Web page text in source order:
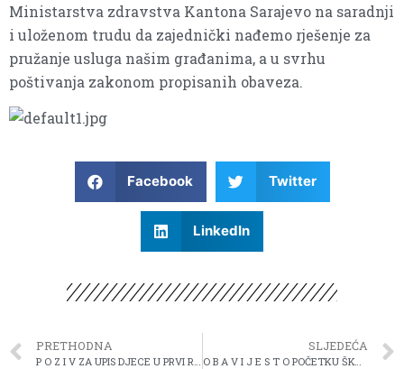
Ministarstva zdravstva Kantona Sarajevo na saradnji
i uloženom trudu da zajednički nađemo rješenje za
pružanje usluga našim građanima, a u svrhu
poštivanja zakonom propisanih obaveza.
Facebook Twitter
LinkedIn
PRETHODNA SLJEDEĆA
O B A V I J E S T O POČETKU ŠKOLSKE 2020/2021 GODINE U KANTONU SARAJEVO ZA OSNOVNE I SREDNJE ŠKOLE